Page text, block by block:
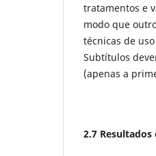
tratamentos e
modo que
técnicas de
Subtítulos
(apenas a
2.7 Resultados